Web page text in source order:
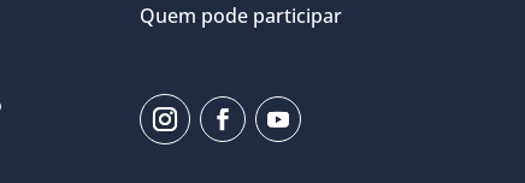
Quem pode participar